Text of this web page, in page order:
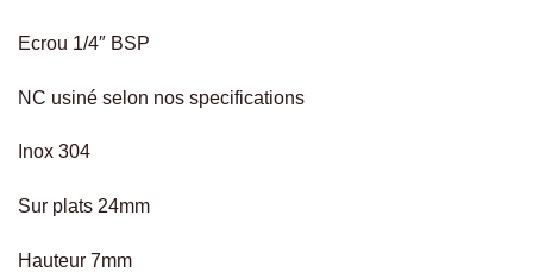
Ecrou 1/4″ BSP
NC usiné selon nos specifications
Inox 304
Sur plats 24mm
Hauteur 7mm